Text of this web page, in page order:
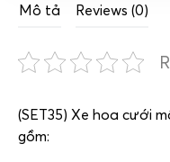
Mô tả Reviews (0)
(SET35) Xe hoa cưới
gồm: